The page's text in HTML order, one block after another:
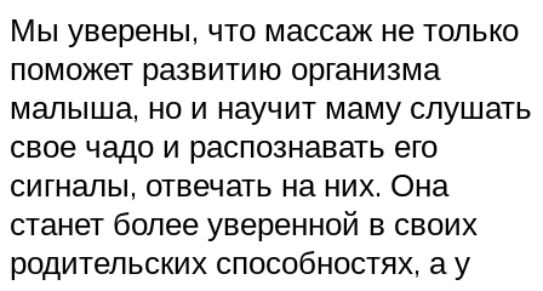
Мы уверены, что массаж не только
поможет развитию организма
малыша, но и научит маму слушать
свое чадо и распознавать его
сигналы, отвечать на них. Она
станет более уверенной в своих
родительских способностях, а у